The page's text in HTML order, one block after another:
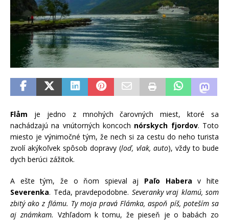
Flåm je jedno z mnohých čarovných miest, ktoré sa
nachádzajú na vnútorných koncoch nórskych fjordov. Toto
miesto je výnimočné tým, že nech si za cestu do neho turista
zvolí akýkoľvek spôsob dopravy (loď, vlak, auto), vždy to bude
dych berúci zážitok.
A ešte tým, že o ňom spieval aj Paľo Habera v hite
Severenka. Teda, pravdepodobne. Severanky vraj klamú, som
zbitý ako z flámu. Ty moja pravá Flámka, aspoň píš, poteším sa
aj známkam. Vzhľadom k tomu, že pieseň je o babách zo